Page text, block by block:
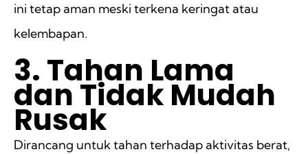
ini tetap aman meski terkena keringat atau
kelembapan.
3. Tahan Lama
dan Tidak Mudah
Rusak
Dirancang untuk tahan terhadap aktivitas berat,